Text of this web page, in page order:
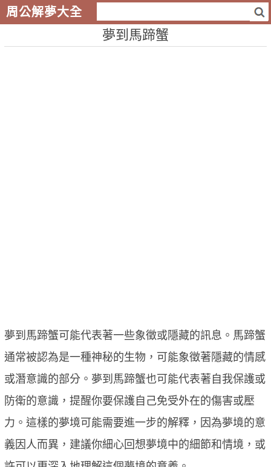
周公解夢大全
夢到馬蹄蟹
夢到馬蹄蟹可能代表著一些象徵或隱藏的訊息。馬蹄蟹
通常被認為是一種神秘的生物，可能象徵著隱藏的情感
或潛意識的部分。夢到馬蹄蟹也可能代表著自我保護或
防衛的意識，提醒你要保護自己免受外在的傷害或壓
力。這樣的夢境可能需要進一步的解釋，因為夢境的意
義因人而異，建議你細心回想夢境中的細節和情境，或